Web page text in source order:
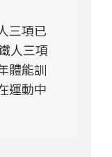
三項已
人三項
體能訓
運動中